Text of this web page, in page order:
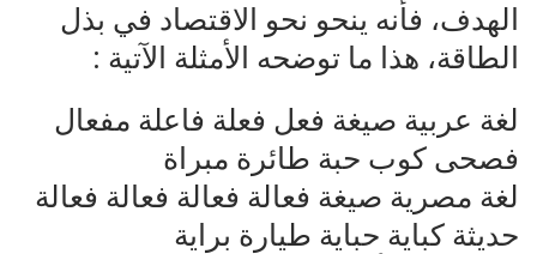
الهدف، فأنه ينحو نحو الاقتصاد في بذل
الطاقة، هذا ما توضحه الأمثلة الآتية :
لغة عربية صيغة فعل فعلة فاعلة مفعال
فصحى كوب حبة طائرة مبراة
لغة مصرية صيغة فعالة فعالة فعالة فعالة
حديثة كباية حباية طيارة براية